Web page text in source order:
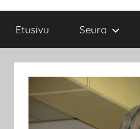
Etusivu Seura